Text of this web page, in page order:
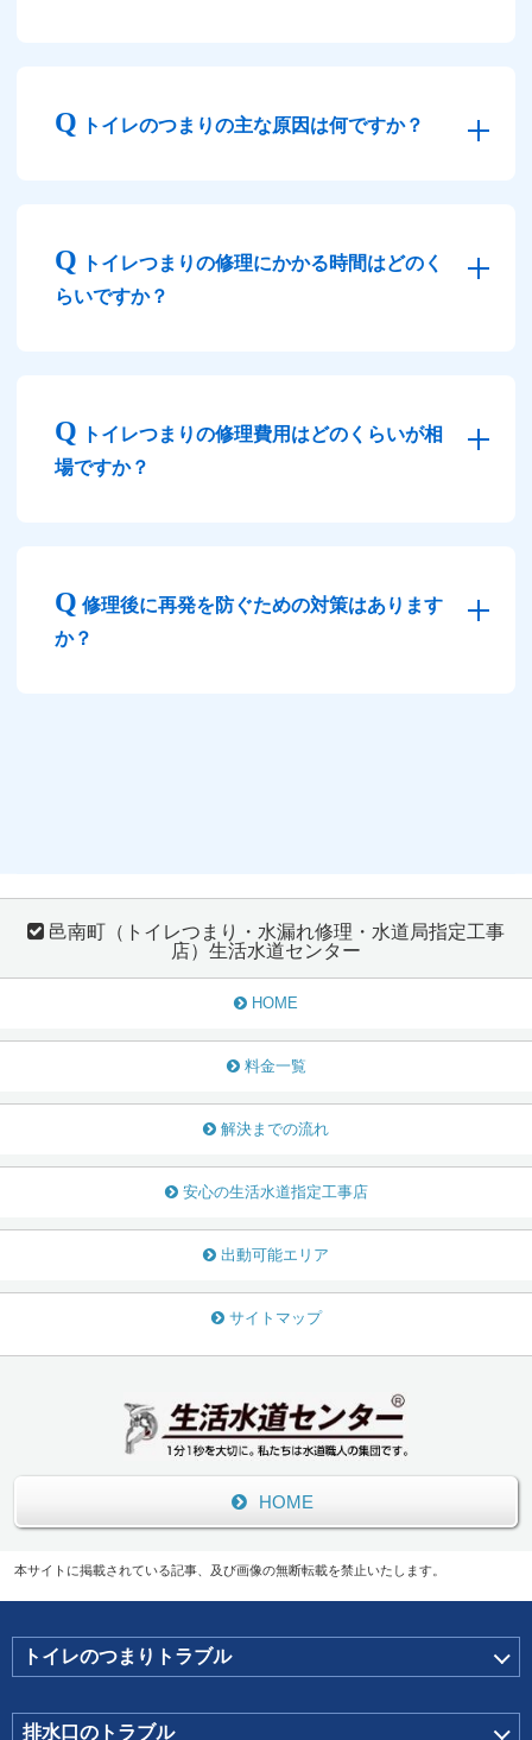
トイレのつまりの主な原因は何ですか？
トイレつまりの修理にかかる時間はどのく
らいですか？
トイレつまりの修理費用はどのくらいが相
場ですか？
修理後に再発を防ぐための対策はあります
か？
邑南町（トイレつまり・水漏れ修理・水道局指定工事
店）生活水道センター
HOME
料金一覧
解決までの流れ
安心の生活水道指定工事店
出動可能エリア
サイトマップ
HOME
本サイトに掲載されている記事、及び画像の無断転載を禁止いたします。
トイレのつまりトラブル
排水口のトラブル